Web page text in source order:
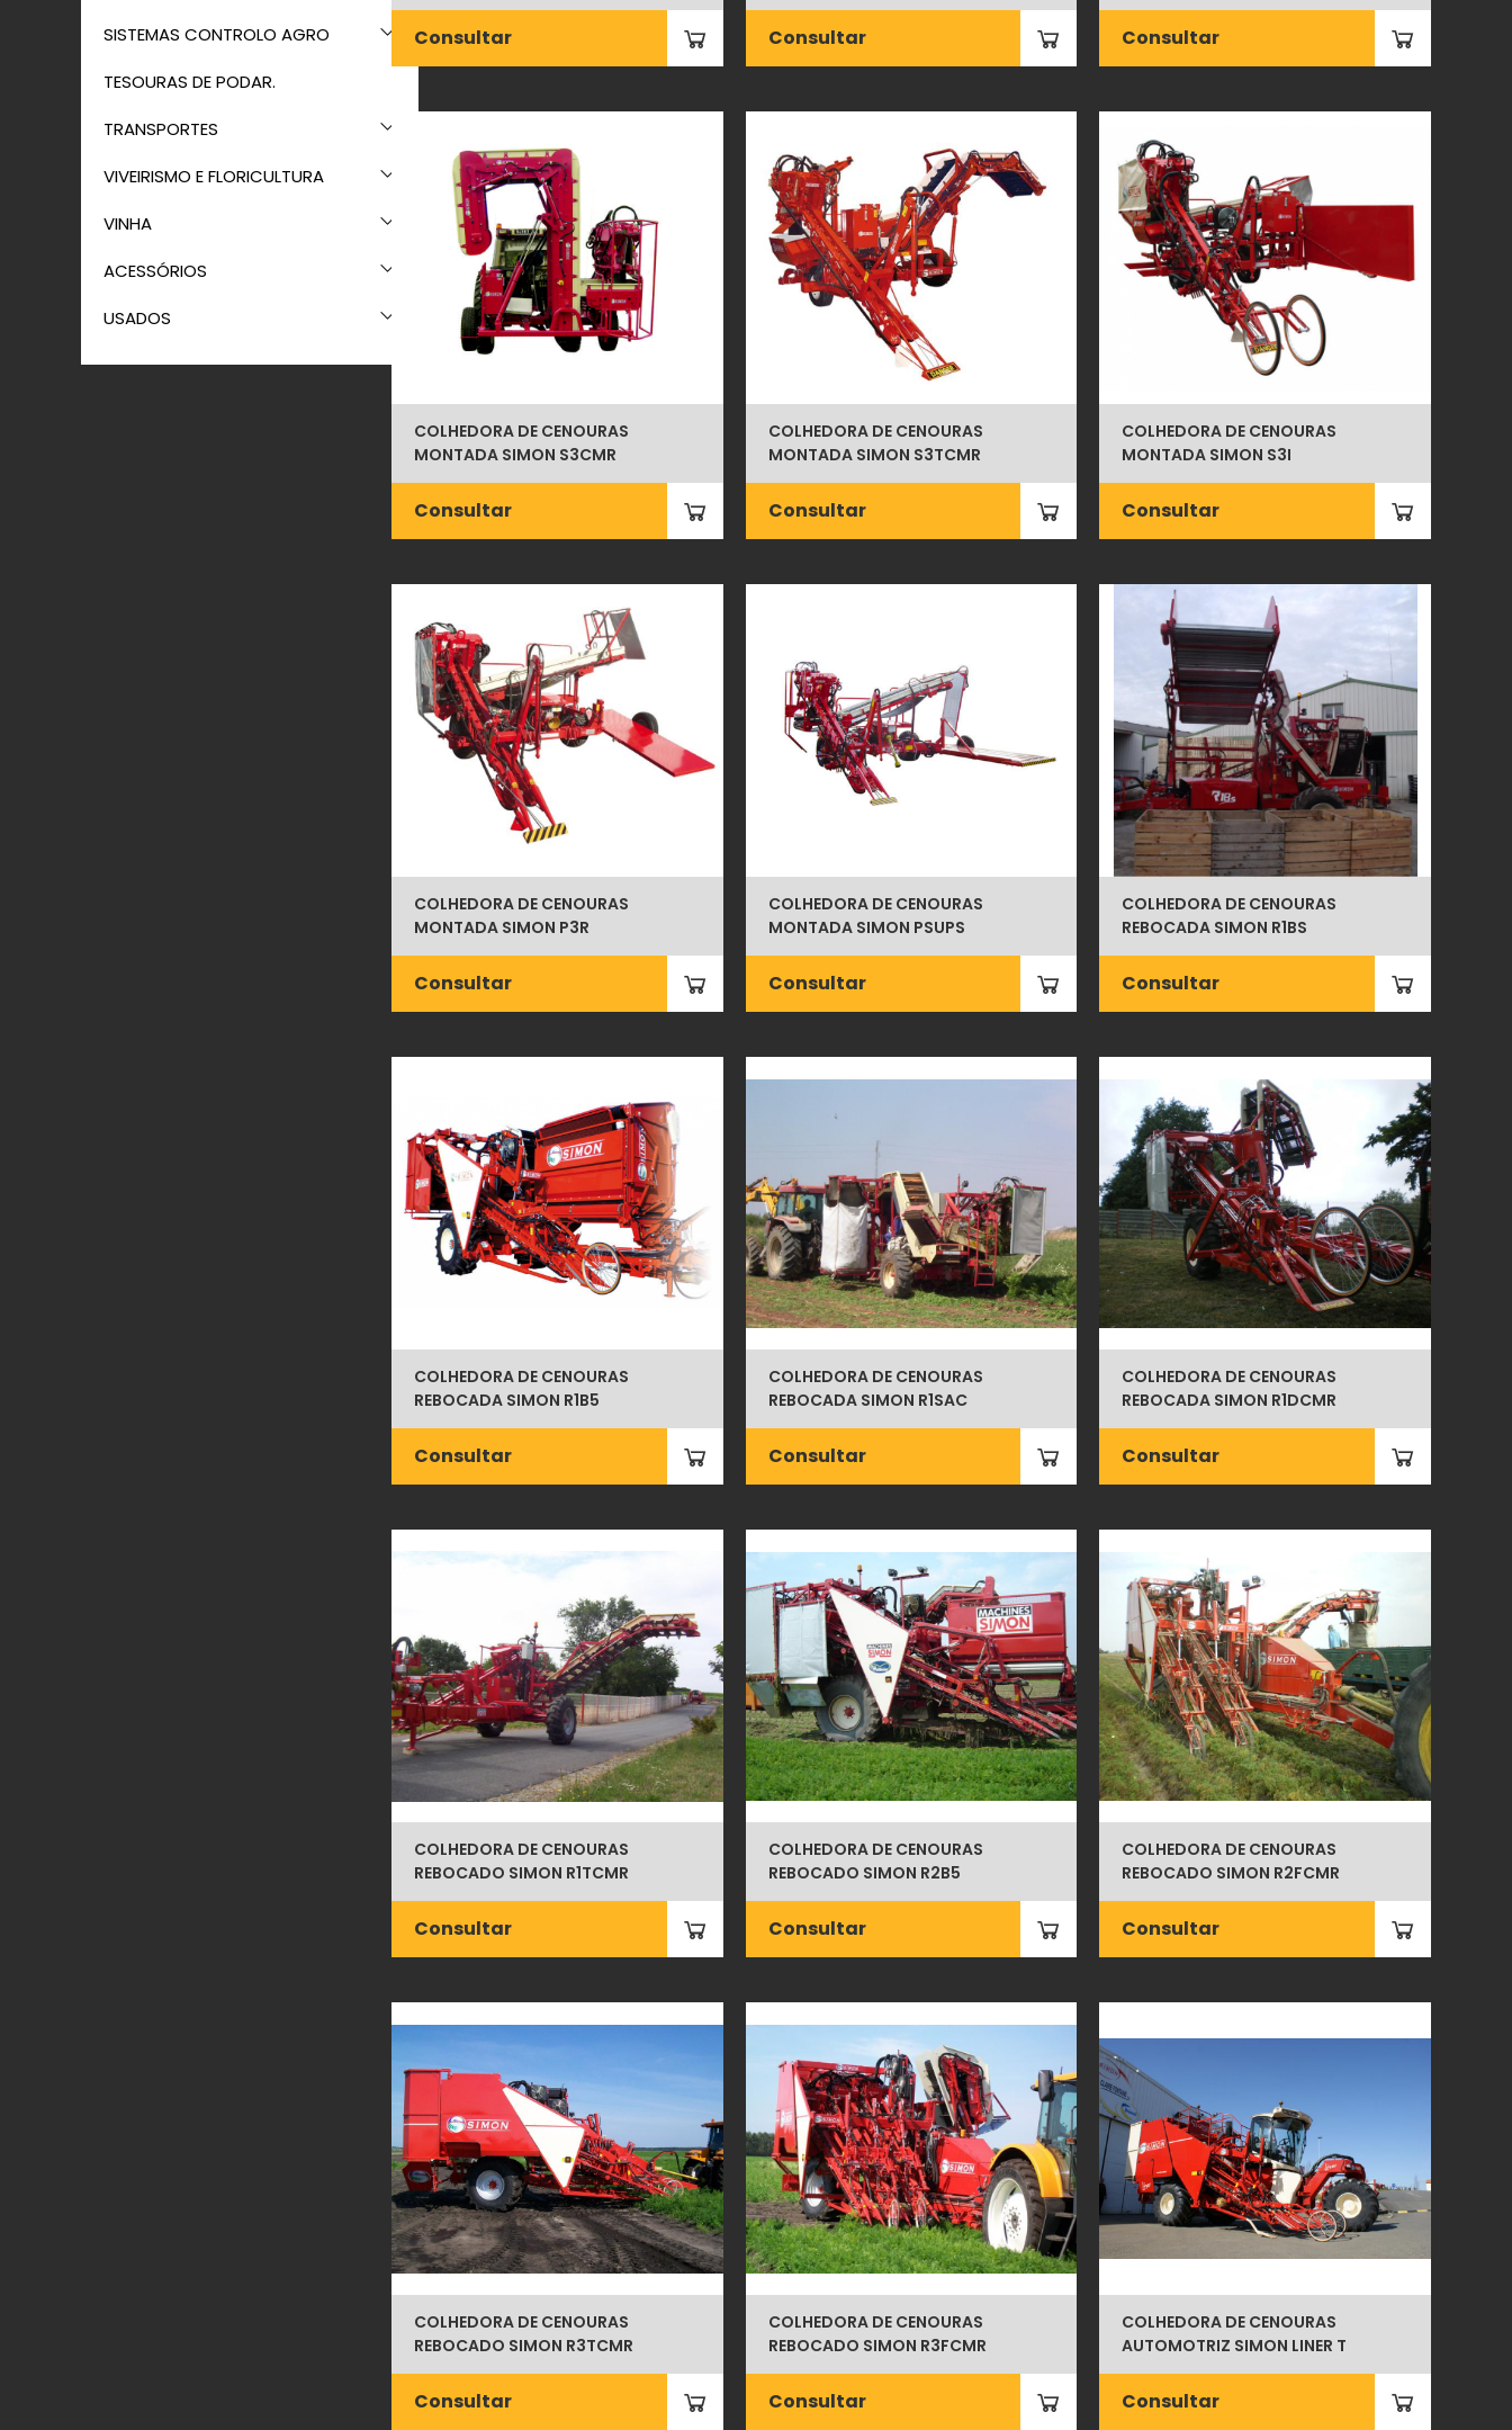
SISTEMAS CONTROLO AGRO
TESOURAS DE PODAR.
TRANSPORTES
VIVEIRISMO E FLORICULTURA
VINHA
ACESSÓRIOS
USADOS
Consultar Consultar Consultar
COLHEDORA DE CENOURAS
MONTADA SIMON S3CMR
Consultar
COLHEDORA DE CENOURAS
MONTADA SIMON S3TCMR
Consultar
COLHEDORA DE CENOURAS
MONTADA SIMON S3I
Consultar
COLHEDORA DE CENOURAS
MONTADA SIMON P3R
Consultar
COLHEDORA DE CENOURAS
MONTADA SIMON PSUPS
Consultar
COLHEDORA DE CENOURAS
REBOCADA SIMON R1BS
Consultar
COLHEDORA DE CENOURAS
REBOCADA SIMON R1B5
Consultar
COLHEDORA DE CENOURAS
REBOCADA SIMON R1SAC
Consultar
COLHEDORA DE CENOURAS
REBOCADA SIMON R1DCMR
Consultar
COLHEDORA DE CENOURAS
REBOCADO SIMON R1TCMR
Consultar
COLHEDORA DE CENOURAS
REBOCADO SIMON R2B5
Consultar
COLHEDORA DE CENOURAS
REBOCADO SIMON R2FCMR
Consultar
COLHEDORA DE CENOURAS
REBOCADO SIMON R3TCMR
Consultar
COLHEDORA DE CENOURAS
REBOCADO SIMON R3FCMR
Consultar
COLHEDORA DE CENOURAS
AUTOMOTRIZ SIMON LINER T
Consultar